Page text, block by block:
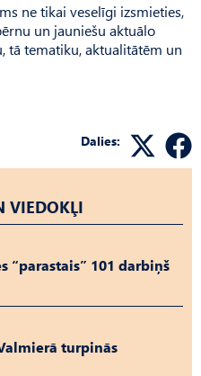
ne tikai veselīgi izsmieties,
un jauniešu aktuālo
tā tematiku, aktualitātēm un
Dalies:
VIEDOKĻI
“parastais” 101 darbiņš
turpinās